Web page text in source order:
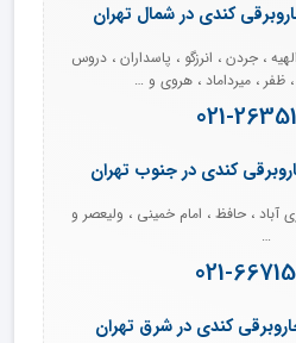
کندی در شمال تهران
، جردن ، انرزگو ، پاسداران ، دروس
، میرداماد ، هروی و …
021-
کندی در جنوب تهران
آباد ، حافظ ، امام خمینی ، ولیعصر و
…
021-
کندی در شرق تهران